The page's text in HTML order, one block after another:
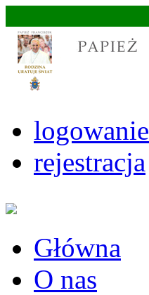
logowanie
rejestracja
Główna
O nas